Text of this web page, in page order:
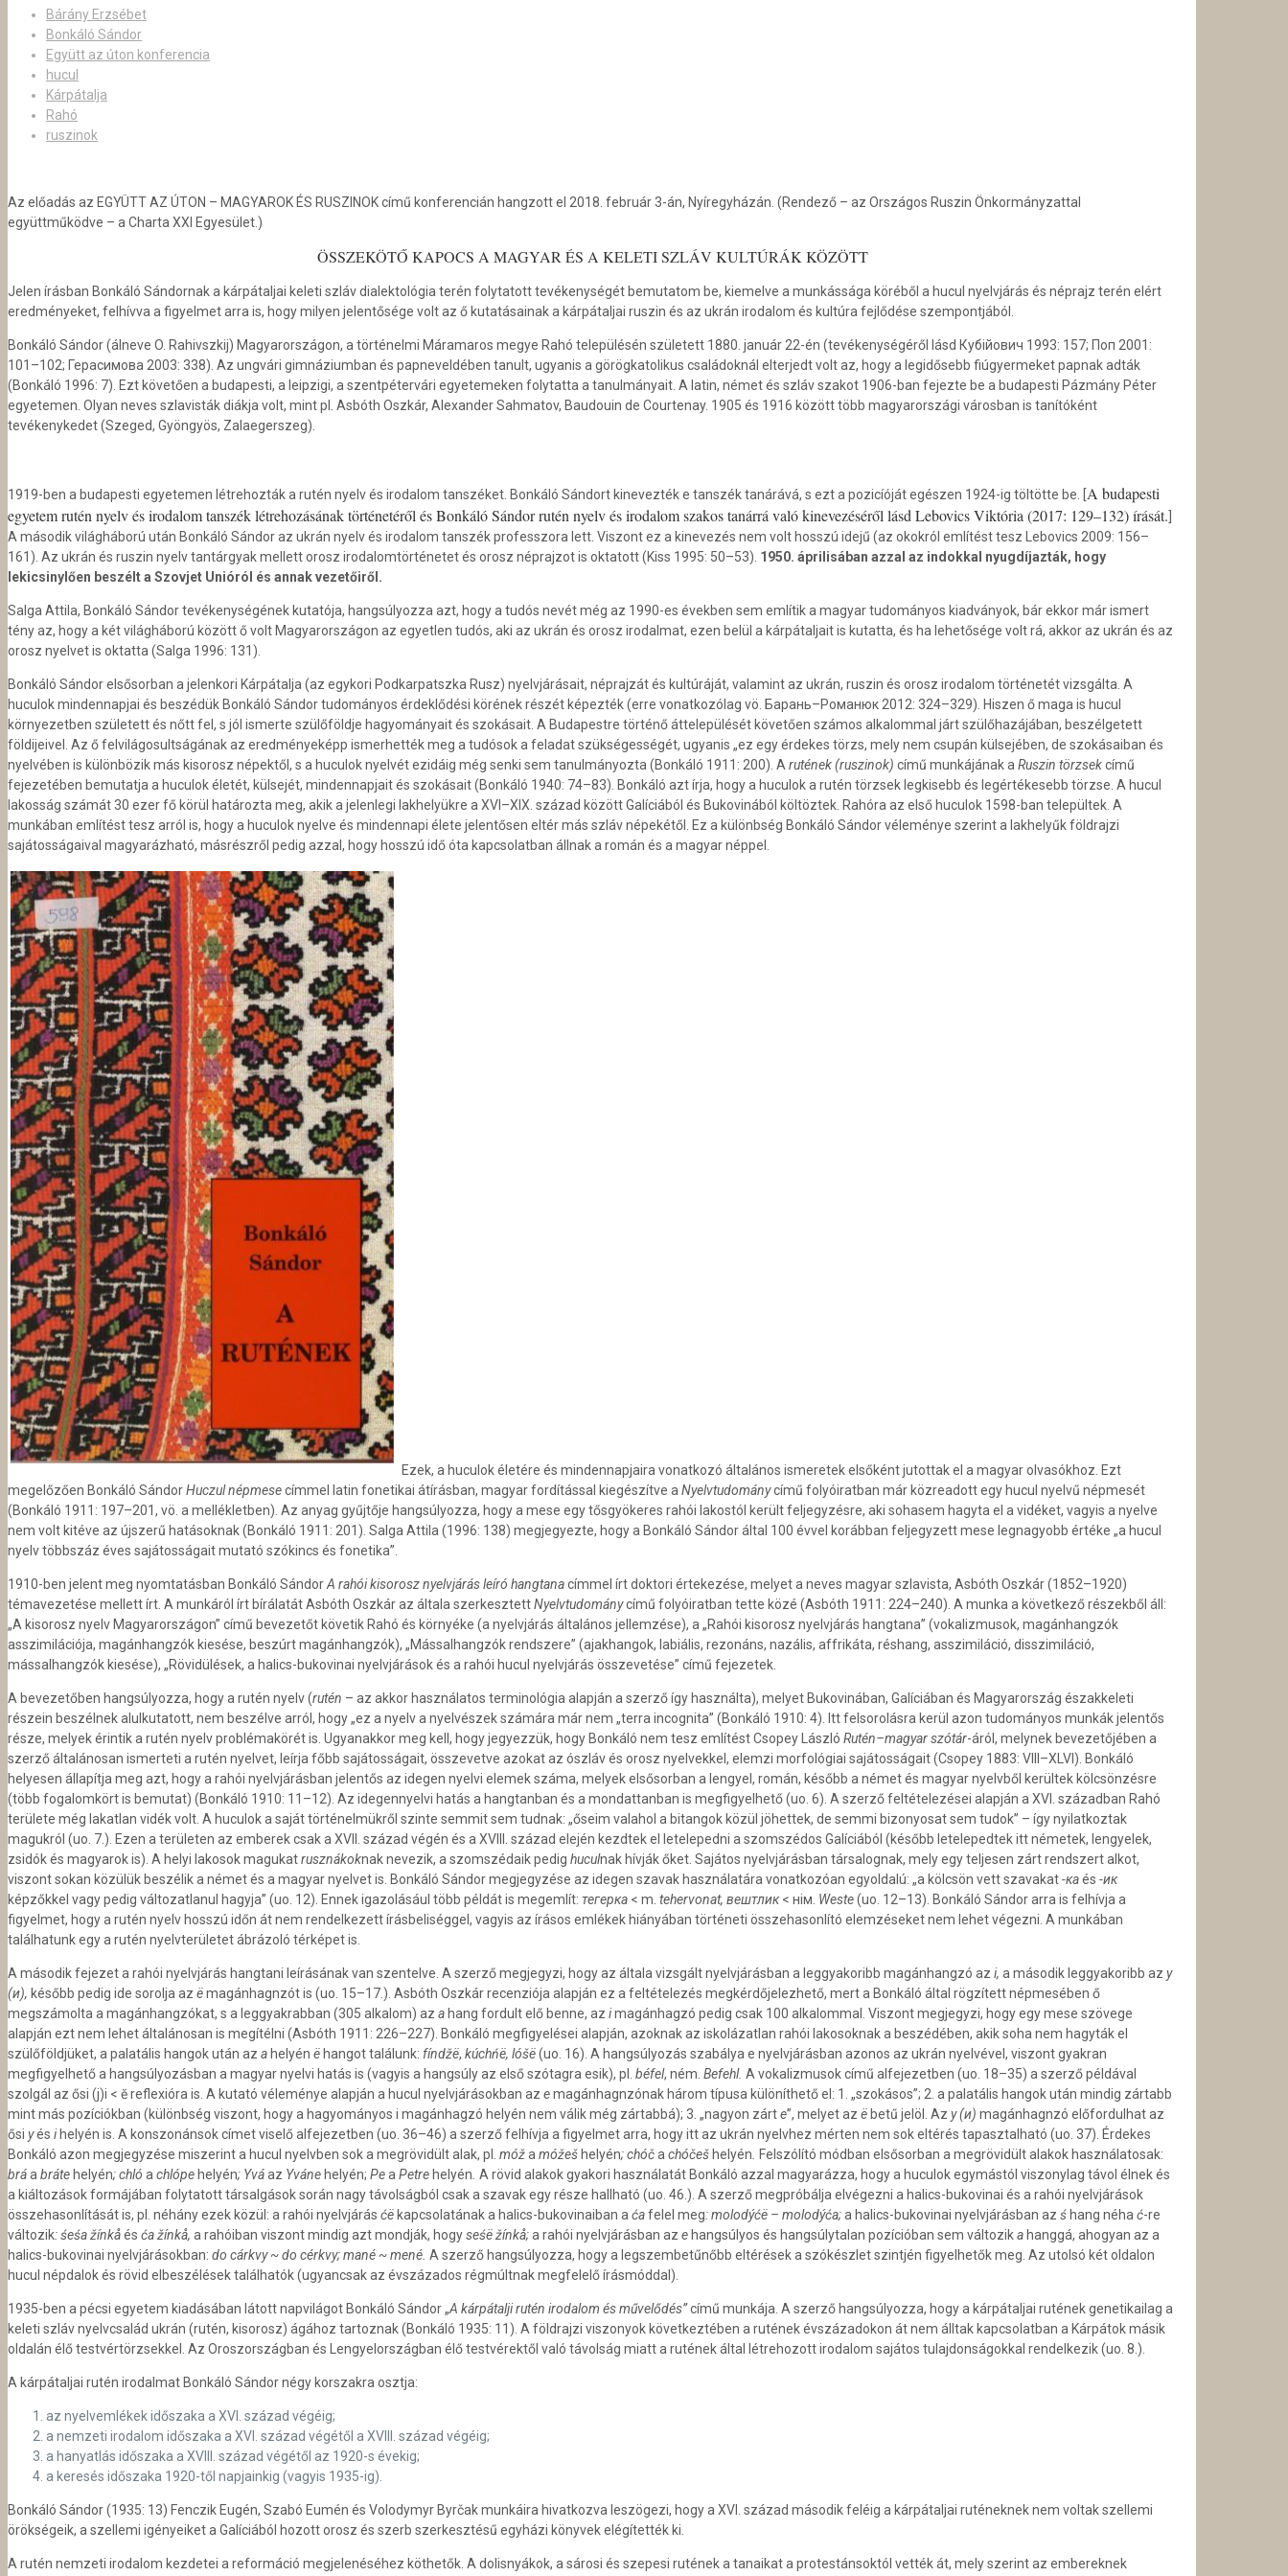
Bárány Erzsébet
Bonkáló Sándor
Együtt az úton konferencia
hucul
Kárpátalja
Rahó
ruszinok
Az előadás az EGYÜTT AZ ÚTON – MAGYAROK ÉS RUSZINOK című konferencián hangzott el 2018. február 3-án, Nyíregyházán. (Rendező – az Országos Ruszin Önkormányzattal
együttműködve – a Charta XXI Egyesület.)
ÖSSZEKÖTŐ KAPOCS A MAGYAR ÉS A KELETI SZLÁV KULTÚRÁK KÖZÖTT
Jelen írásban Bonkáló Sándornak a kárpátaljai keleti szláv dialektológia terén folytatott tevékenységét bemutatom be, kiemelve a munkássága köréből a hucul nyelvjárás és néprajz terén elért
eredményeket, felhívva a figyelmet arra is, hogy milyen jelentősége volt az ő kutatásainak a kárpátaljai ruszin és az ukrán irodalom és kultúra fejlődése szempontjából.
Bonkáló Sándor (álneve O. Rahivszkij) Magyarországon, a történelmi Máramaros megye Rahó településén született 1880. január 22-én (tevékenységéről lásd Кубійович 1993: 157; Поп 2001:
101–102; Герасимова 2003: 338). Az ungvári gimnáziumban és papneveldében tanult, ugyanis a görögkatolikus családoknál elterjedt volt az, hogy a legidősebb fiúgyermeket papnak adták
(Bonkáló 1996: 7). Ezt követően a budapesti, a leipzigi, a szentpétervári egyetemeken folytatta a tanulmányait. A latin, német és szláv szakot 1906-ban fejezte be a budapesti Pázmány Péter
egyetemen. Olyan neves szlavisták diákja volt, mint pl. Asbóth Oszkár, Alexander Sahmatov, Baudouin de Courtenay. 1905 és 1916 között több magyarországi városban is tanítóként
tevékenykedet (Szeged, Gyöngyös, Zalaegerszeg).
1919-ben a budapesti egyetemen létrehozták a rutén nyelv és irodalom tanszéket. Bonkáló Sándort kinevezték e tanszék tanárává, s ezt a pozicíóját egészen 1924-ig töltötte be. [ A budapesti
egyetem rutén nyelv és irodalom tanszék létrehozásának történetéről és Bonkáló Sándor rutén nyelv és irodalom szakos tanárrá való kinevezéséről lásd Lebovics Viktória (2017: 129–132) írását.
A második világháború után Bonkáló Sándor az ukrán nyelv és irodalom tanszék professzora lett. Viszont ez a kinevezés nem volt hosszú idejű (az okokról említést tesz Lebovics 2009: 156–
161). Az ukrán és ruszin nyelv tantárgyak mellett orosz irodalomtörténetet és orosz néprajzot is oktatott (Kiss 1995: 50–53). 1950. áprilisában azzal az indokkal nyugdíjazták, hogy
lekicsinylően beszélt a Szovjet Unióról és annak vezetőiről.
Salga Attila, Bonkáló Sándor tevékenységének kutatója, hangsúlyozza azt, hogy a tudós nevét még az 1990-es években sem említik a magyar tudományos kiadványok, bár ekkor már ismert
tény az, hogy a két világháború között ő volt Magyarországon az egyetlen tudós, aki az ukrán és orosz irodalmat, ezen belül a kárpátaljait is kutatta, és ha lehetősége volt rá, akkor az ukrán és az
orosz nyelvet is oktatta (Salga 1996: 131).
Bonkáló Sándor elsősorban a jelenkori Kárpátalja (az egykori Podkarpatszka Rusz) nyelvjárásait, néprajzát és kultúráját, valamint az ukrán, ruszin és orosz irodalom történetét vizsgálta. A
huculok mindennapjai és beszédük Bonkáló Sándor tudományos érdeklődési körének részét képezték (erre vonatkozólag vö. Барань–Романюк 2012: 324–329). Hiszen ő maga is hucul
környezetben született és nőtt fel, s jól ismerte szülőföldje hagyományait és szokásait. A Budapestre történő áttelepülését követően számos alkalommal járt szülőhazájában, beszélgetett
földijeivel. Az ő felvilágosultságának az eredményeképp ismerhették meg a tudósok a feladat szükségességét, ugyanis „ez egy érdekes törzs, mely nem csupán külsejében, de szokásaiban és
nyelvében is különbözik más kisorosz népektől, s a huculok nyelvét ezidáig még senki sem tanulmányozta (Bonkáló 1911: 200). A rutének (ruszinok) című munkájának a Ruszin törzsekcímű
fejezetében bemutatja a huculok életét, külsejét, mindennapjait és szokásait (Bonkáló 1940: 74–83). Bonkáló azt írja, hogy a huculok a rutén törzsek legkisebb és legértékesebb törzse. A hucul
lakosság számát 30 ezer fő körül határozta meg, akik a jelenlegi lakhelyükre a XVI–XIX. század között Galíciából és Bukovinából költöztek. Rahóra az első huculok 1598-ban települtek. A
munkában említést tesz arról is, hogy a huculok nyelve és mindennapi élete jelentősen eltér más szláv népekétől. Ez a különbség Bonkáló Sándor véleménye szerint a lakhelyűk földrajzi
sajátosságaival magyarázható, másrészről pedig azzal, hogy hosszú idő óta kapcsolatban állnak a román és a magyar néppel.
Ezek, a huculok életére és mindennapjaira vonatkozó általános ismeretek elsőként jutottak el a magyar olvasókhoz. Ezt
megelőzően Bonkáló SándorHuczul népmesecímmel latin fonetikai átírásban, magyar fordítással kiegészítve a Nyelvtudománycímű folyóiratban már közreadott egy hucul nyelvű népmesét
(Bonkáló 1911: 197–201, vö. a mellékletben). Az anyag gyűjtője hangsúlyozza, hogy a mese egy tősgyökeres rahói lakostól került feljegyzésre, aki sohasem hagyta el a vidéket, vagyis a nyelve
nem volt kitéve az újszerű hatásoknak (Bonkáló 1911: 201). Salga Attila (1996: 138) megjegyezte, hogy a Bonkáló Sándor által 100 évvel korábban feljegyzett mese legnagyobb értéke „a hucul
nyelv többszáz éves sajátosságait mutató szókincs és fonetika”.
1910-ben jelent meg nyomtatásban Bonkáló SándorA rahói kisorosz nyelvjárás leíró hangtanacímmel írt doktori értekezése, melyet a neves magyar szlavista, Asbóth Oszkár (1852–1920)
témavezetése mellett írt. A munkáról írt bírálatát Asbóth Oszkár az általa szerkesztettNyelvtudománycímű folyóiratban tette közé (Asbóth 1911: 224–240). A munka a következő részekből áll:
„A kisorosz nyelv Magyarországon” című bevezetőt követik Rahó és környéke (a nyelvjárás általános jellemzése), a „Rahói kisorosz nyelvjárás hangtana” (vokalizmusok, magánhangzók
asszimilációja, magánhangzók kiesése, beszúrt magánhangzók), „Mássalhangzók rendszere” (ajakhangok, labiális, rezonáns, nazális, affrikáta, réshang, asszimiláció, disszimiláció,
mássalhangzók kiesése), „Rövidülések, a halics-bukovinai nyelvjárások és a rahói hucul nyelvjárás összevetése” című fejezetek.
A bevezetőben hangsúlyozza, hogy a rutén nyelv (rutén – az akkor használatos terminológia alapján a szerző így használta), melyet Bukovinában, Galíciában és Magyarország északkeleti
részein beszélnek alulkutatott, nem beszélve arról, hogy „ez a nyelv a nyelvészek számára már nem „terra incognita” (Bonkáló 1910: 4). Itt felsorolásra kerül azon tudományos munkák jelentős
része, melyek érintik a rutén nyelv problémakörét is. Ugyanakkor meg kell, hogy jegyezzük, hogy Bonkáló nem tesz említést Csopey László Rutén–magyar szótár-áról, melynek bevezetőjében a
szerző általánosan ismerteti a rutén nyelvet, leírja főbb sajátosságait, összevetve azokat az ószláv és orosz nyelvekkel, elemzi morfológiai sajátosságait (Csopey 1883: VIII–XLVI). Bonkáló
helyesen állapítja meg azt, hogy a rahói nyelvjárásban jelentős az idegen nyelvi elemek száma, melyek elsősorban a lengyel, román, később a német és magyar nyelvből kerültek kölcsönzésre
(több fogalomkört is bemutat) (Bonkáló 1910: 11–12). Az idegennyelvi hatás a hangtanban és a mondattanban is megfigyelhető (uo. 6). A szerző feltételezései alapján a XVI. században Rahó
területe még lakatlan vidék volt. A huculok a saját történelmükről szinte semmit sem tudnak: „őseim valahol a bitangok közül jöhettek, de semmi bizonyosat sem tudok” – így nyilatkoztak
magukról (uo. 7.). Ezen a területen az emberek csak a XVII. század végén és a XVIII. század elején kezdtek el letelepedni a szomszédos Galíciából (később letelepedtek itt németek, lengyelek,
zsidók és magyarok is). A helyi lakosok magukatrusznákoknak nevezik, a szomszédaik pedig huculnak hívják őket. Sajátos nyelvjárásban társalognak, mely egy teljesen zárt rendszert alkot,
viszont sokan közülük beszélik a német és a magyar nyelvet is. Bonkáló Sándor megjegyzése az idegen szavak használatára vonatkozóan egyoldalú: „a kölcsön vett szavakat-каés -ик
képzőkkel vagy pedig változatlanul hagyja” (uo. 12). Ennek igazolásául több példát is megemlít: тегерка < m. tehervonat, вештлик< нім. Weste(uo. 12–13). Bonkáló Sándor arra is felhívja a
figyelmet, hogy a rutén nyelv hosszú időn át nem rendelkezett írásbeliséggel, vagyis az írásos emlékek hiányában történeti összehasonlító elemzéseket nem lehet végezni. A munkában
találhatunk egy a rutén nyelvterületet ábrázoló térképet is.
A második fejezet a rahói nyelvjárás hangtani leírásának van szentelve. A szerző megjegyzi, hogy az általa vizsgált nyelvjárásban a leggyakoribb magánhangzó az i, a második leggyakoribb az у
(и), később pedig ide sorolja az ëmagánhagnzót is (uo. 15–17.). Asbóth Oszkár recenziója alapján ez a feltételezés megkérdőjelezhető, mert a Bonkáló által rögzített népmesében ő
megszámolta a magánhangzókat, s a leggyakrabban (305 alkalom) az a hang fordult elő benne, az imagánhagzó pedig csak 100 alkalommal. Viszont megjegyzi, hogy egy mese szövege
alapján ezt nem lehet általánosan is megítélni (Asbóth 1911: 226–227). Bonkáló megfigyelései alapján, azoknak az iskolázatlan rahói lakosoknak a beszédében, akik soha nem hagyták el
szülőföldjüket, a palatális hangok után az a helyén ë hangot találunk: fíndžë, kúchńë, lóšë(uo. 16). A hangsúlyozás szabálya e nyelvjárásban azonos az ukrán nyelvével, viszont gyakran
megfigyelhető a hangsúlyozásban a magyar nyelvi hatás is (vagyis a hangsúly az első szótagra esik), pl. béfel, ném. Befehl. A vokalizmusok című alfejezetben (uo. 18–35) a szerző példával
szolgál az ősi (j)i < ĕ reflexióra is. A kutató véleménye alapján a hucul nyelvjárásokban az emagánhagnzónak három típusa különíthető el: 1. „szokásos”; 2. a palatális hangok után mindig zártabb
mint más pozíciókban (különbség viszont, hogy a hagyományos i magánhagzó helyén nem válik még zártabbá); 3. „nagyon zárte”, melyet az ë betű jelöl. Az у (и) magánhagnzó előfordulhat az
ősi yés ihelyén is. A konszonánsok címet viselő alfejezetben (uo. 36–46) a szerző felhívja a figyelmet arra, hogy itt az ukrán nyelvhez mérten nem sok eltérés tapasztalható (uo. 37). Érdekes
Bonkáló azon megjegyzése miszerint a hucul nyelvben sok a megrövidült alak, pl. móža móžeš helyén;chóča chóčeš helyén
Felszólító módban elsősorban a megrövidült alakok használatosak:
bráa bráte helyén; chló a chlópe helyén; Yváaz Yváne helyén; Pea Petre helyén A rövid alakok gyakori használatát Bonkáló azzal magyarázza, hogy a huculok egymástól viszonylag távol élnek és
a kiáltozások formájában folytatott társalgások során nagy távolságból csak a szavak egy része hallható (uo. 46.). A szerző megpróbálja elvégezni a halics-bukovinai és a rahói nyelvjárások
összehasonlítását is, pl. néhány ezek közül: a rahói nyelvjárás ćë kapcsolatának a halics-bukovinaiban a ćаfelel meg:molodýćë – molodýća;a halics-bukovinai nyelvjárásban az ś hang néha ć-re
változik:śeśa žínkåés ća žínkå, a rahóiban viszont mindig azt mondják, hogyseśë žínkå;a rahói nyelvjárásban az e hangsúlyos és hangsúlytalan pozícióban sem változika hanggá, ahogyan az a
halics-bukovinai nyelvjárásokban: do cárkvy ~ do cérkvy; mané ~ mené. A szerző hangsúlyozza, hogy a legszembetűnőbb eltérések a szókészlet szintjén figyelhetők meg. Az utolsó két oldalon
hucul népdalok és rövid elbeszélések találhatók (ugyancsak az évszázados régmúltnak megfelelő írásmóddal).
1935-ben a pécsi egyetem kiadásában látott napvilágot Bonkáló Sándor „A kárpátalji rutén irodalom és művelődés”című munkája. A szerző hangsúlyozza, hogy a kárpátaljai rutének genetikailag a
keleti szláv nyelvcsalád ukrán (rutén, kisorosz) ágához tartoznak (Bonkáló 1935: 11). A földrajzi viszonyok következtében a rutének évszázadokon át nem álltak kapcsolatban a Kárpátok másik
oldalán élő testvértörzsekkel. Az Oroszországban és Lengyelországban élő testvérektől való távolság miatt a rutének által létrehozott irodalom sajátos tulajdonságokkal rendelkezik (uo. 8.).
A kárpátaljai rutén irodalmat Bonkáló Sándor négy korszakra osztja:
az nyelvemlékek időszaka a XVI. század végéig;
a nemzeti irodalom időszaka a XVI. század végétől a XVIII. század végéig;
a hanyatlás időszaka a XVIII. század végétől az 1920-s évekig;
a keresés időszaka 1920-től napjainkig (vagyis 1935-ig).
Bonkáló Sándor (1935: 13) Fenczik Eugén, Szabó Eumén és Volodymyr Byrčak munkáira hivatkozva leszögezi, hogy a XVI. század második feléig a kárpátaljai ruténeknek nem voltak szellemi
örökségeik, a szellemi igényeiket a Galíciából hozott orosz és szerb szerkesztésű egyházi könyvek elégítették ki.
A rutén nemzeti irodalom kezdetei a reformáció megjelenéséhez köthetők. A dolisnyákok, a sárosi és szepesi rutének a tanaikat a protestánsoktól vették át, mely szerint az embereknek